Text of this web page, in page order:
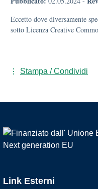
Eccetto dove diversamente
sotto Licenza Creative
Stampa / Condividi
Link Esterni